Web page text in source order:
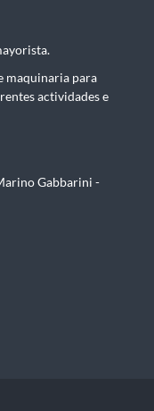
maquinaria para
actividades e
Gabbarini -